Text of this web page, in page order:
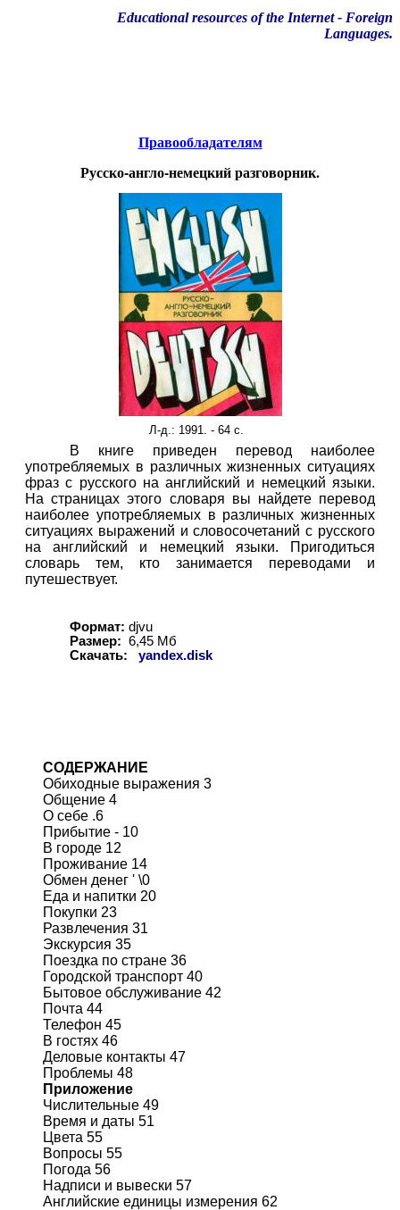
Educational resources of the Internet- Foreign
Languages.
Правообладателям
Русско-англо-немецкий разговорник.
Л-д.: 1991. - 64 с.
В книге приведен перевод наиболее
употребляемых в различных жизненных ситуациях
фраз с русского на английский и немецкий языки.
На страницах этого словаря вы найдете перевод
наиболее употребляемых в различных жизненных
ситуациях выражений и словосочетаний с русского
на английский и немецкий языки. Пригодиться
словарь тем, кто занимается переводами и
путешествует.
Формат: djvu
Размер: 6,45 Мб
Скачать:
yandex.disk
СОДЕРЖАНИЕ
Обиходные выражения 3
Общение 4
О себе .6
Прибытие - 10
В городе 12
Проживание 14
Обмен денег ' \0
Еда и напитки 20
Покупки 23
Развлечения 31
Экскурсия 35
Поездка по стране 36
Городской транспорт 40
Бытовое обслуживание 42
Почта 44
Телефон 45
В гостях 46
Деловые контакты 47
Проблемы 48
Приложение
Числительные 49
Время и даты 51
Цвета 55
Вопросы 55
Погода 56
Надписи и вывески 57
Английские единицы измерения 62